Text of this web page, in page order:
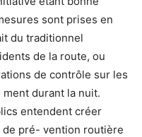
sont prises en
du traditionnel
de la route, ou
de contrôle sur les
durant la nuit.
entendent créer
pré- vention routière